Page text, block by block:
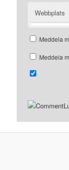
Webbplats
Meddela
Meddela